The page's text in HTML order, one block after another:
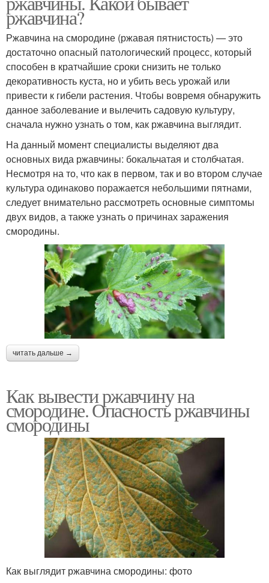
ржавчина?
Ржавчина на смородине (ржавая пятнистость) — это
достаточно опасный патологический процесс, который
способен в кратчайшие сроки снизить не только
декоративность куста, но и убить весь урожай или
привести к гибели растения. Чтобы вовремя обнаружить
данное заболевание и вылечить садовую культуру,
сначала нужно узнать о том, как ржавчина выглядит.
На данный момент специалисты выделяют два
основных вида ржавчины: бокальчатая и столбчатая.
Несмотря на то, что как в первом, так и во втором случае
культура одинаково поражается небольшими пятнами,
следует внимательно рассмотреть основные симптомы
двух видов, а также узнать о причинах заражения
смородины.
читать дальше →
Как вывести ржавчину на
смородине. Опасность ржавчины
смородины
Как выглядит ржавчина смородины: фото